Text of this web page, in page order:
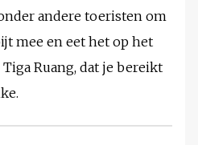
andere toeristen om
mee en eet het op het
Ruang, dat je bereikt